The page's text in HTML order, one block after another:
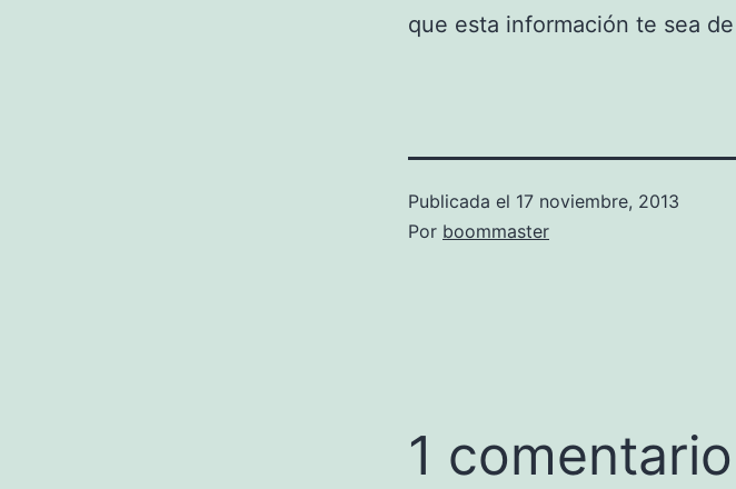
que esta información te sea
Publicada el 17 noviembre, 2013
Por boommaster
1 comentario